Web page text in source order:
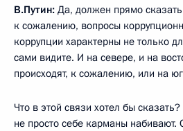
В.Путин: Да, должен прямо
к сожалению, вопросы
коррупции характерны не только
сами видите. И на севере, и на
происходят, к сожалению, или на
Что в этой связи хотел бы
не просто себе карманы набивают.